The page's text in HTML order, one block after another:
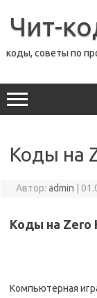
содержимому
Чит-
коды, советы по
Коды на
Автор: admin
Коды на Zero
Компьютерная